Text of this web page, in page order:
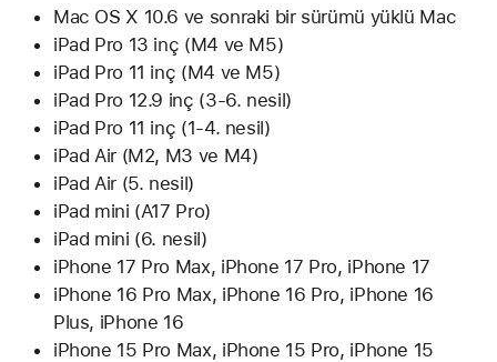
Mac OS X 10.6 ve sonraki bir sürümü yüklü Mac
iPad Pro 13 inç (M4 ve M5)
iPad Pro 11 inç (M4 ve M5)
iPad Pro 12.9 inç (3-6. nesil)
iPad Pro 11 inç (1-4. nesil)
iPad Air (M2, M3 ve M4)
iPad Air (5. nesil)
iPad mini (A17 Pro)
iPad mini (6. nesil)
iPhone 17 Pro Max, iPhone 17 Pro, iPhone 17
iPhone 16 Pro Max, iPhone 16 Pro, iPhone 16
Plus, iPhone 16
iPhone 15 Pro Max, iPhone 15 Pro, iPhone 15